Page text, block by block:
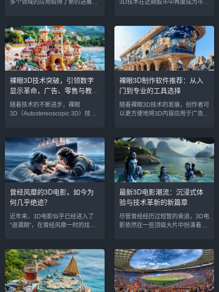
多个领域的应用取得了新的进展，
断突破、打印精度的提高以及生产
效率的提升，3D打印技术正从一个
创新性的实验室工具，逐步走向大
规模商业化应用。这项技术不仅为
传统制造业带来了效率和成本优
势，还在医疗治疗和建筑设计中展
现出前所未有的潜力。3D打印技术
的现状：精度提升与应用拓展3D打
3D技术在近期股市中再度成为市场
裸眼3D技术的逐步成熟与应用，正
吸引资本市场的高度关注，相关企
业的股票表现出现明显波动，投资
者纷纷加码布局。1. 裸眼3D技术
概况裸眼3D技术是一种不需要佩戴
3D眼镜即可观看立体视觉效果的技
术。近年来，随着显示技术和图像
处理算法的进步，裸眼3D已经逐步
裸眼3D技术突破，引领数字
显示革命，广告、零售与教育
行业掀起变革
随着技术的不断进步，裸眼
3D（Autostereoscopic 3D）技术
要驱动力。从商场零售到全息广
告，从体育赛事到教育应用，裸眼
3D技术的广泛应用正在改变我们与
数字世界互动的方式。2024年，裸
眼3D技术迎来了多项突破，进一步
推动了其在各大行业中的落地应
用。1. 商场与零售业引领裸眼3D
技术体验升级在零售业和商场，裸
裸眼3D制作软件推荐：从入
门到专业的工具选择
随着裸眼3D技术的发展，创作者可
以更方便地将3D内容应用于广告、
越来越多的设计师和开发者加入三
维内容制作的行列。本文将为您详
细介绍几款热门的裸眼3D制作软
件，帮助您选择适合自己的工具。
1. Blender：开源、强大且免费的
选择Blender是一款非常受欢迎的
开源三维制作软件，不仅适用于三
维建模、动画和渲染，还可以用来
曾经风靡的3D电影，如今为
何几乎绝迹？
近年来，3D电影似乎已经进入了
“退潮期”，在曾经风靡一时的炫目
疑。曾经盛况空前的3D大片，如
《阿凡达》、《泰坦尼克号》等，
一度让3D技术成为电影产业的趋势
之一。然而，今天的电影市场，3D
电影逐渐显得稀少，观众的热情也
最新3D电影潮流：沉浸式体
验与技术革新的新篇章
尽管曾经经历过短暂的衰退，3D电
影依然在一些顶级大片中扮演着重
电影开始迎来新的生命力。2024
年，一些备受瞩目的3D影片再次在
影院亮相，其中不乏《阿凡达：水
之道》（Avatar: The Way of
Water）等技术突破性作品，这些